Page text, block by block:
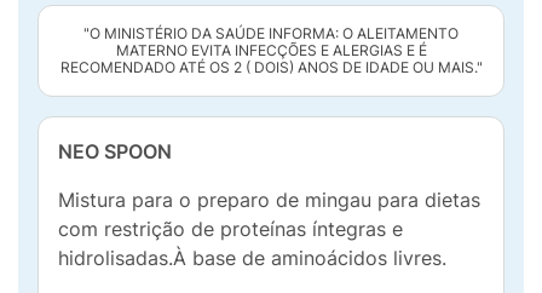
"O MINISTÉRIO DA SAÚDE INFORMA: O ALEITAMENTO
MATERNO EVITA INFECÇÕES E ALERGIAS E É
RECOMENDADO ATÉ OS 2 ( DOIS) ANOS DE IDADE OU MAIS."
NEO SPOON
Mistura para o preparo de mingau para dietas
com restrição de proteínas íntegras e
hidrolisadas.À base de aminoácidos livres.